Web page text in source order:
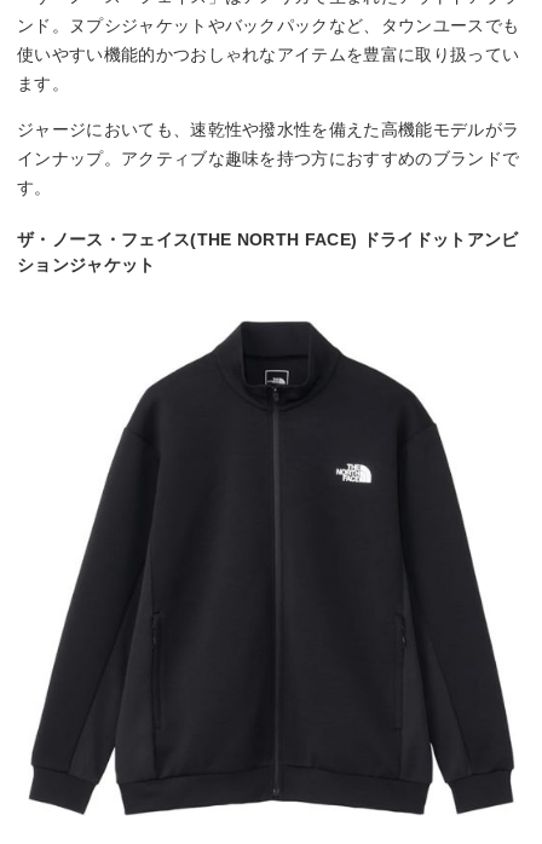
ンド。ヌプシジャケットやバックパックなど、タウンユースでも
使いやすい機能的かつおしゃれなアイテムを豊富に取り扱ってい
ます。
ジャージにおいても、速乾性や撥水性を備えた高機能モデルがラ
インナップ。アクティブな趣味を持つ方におすすめのブランドで
す。
ザ・ノース・フェイス(THE NORTH FACE) ドライドットアンビ
ションジャケット